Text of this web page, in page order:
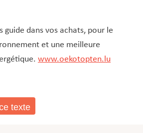
guide dans vos achats, pour le
et une meilleure
www.oekotopten.lu
texte